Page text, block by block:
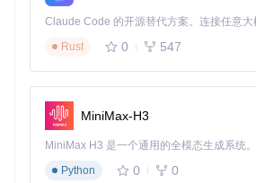
部署步骤
将三个核心文件复制到游戏根目录（
双击War3.exe启动游戏，首次运行
游戏自动生成配置文件后，关闭游戏
动
注意事项：若游戏目录包含中文或特
英文路径后再进行部署
Rust
0 547
MiniMax-H3
Python
0 0